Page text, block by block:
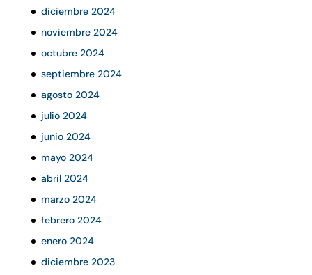
diciembre 2024
noviembre 2024
octubre 2024
septiembre 2024
agosto 2024
julio 2024
junio 2024
mayo 2024
abril 2024
marzo 2024
febrero 2024
enero 2024
diciembre 2023